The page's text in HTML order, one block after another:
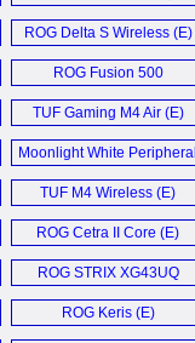
Monitor (E)
ROG Delta S Wireless (E)
ROG Fusion 500
Headset (D)
TUF Gaming M4 Air (E)
Moonlight White Peripheral
Collection (E)
TUF M4 Wireless (E)
ROG Cetra II Core (E)
ROG STRIX XG43UQ
Monitor (E)
ROG Keris (E)